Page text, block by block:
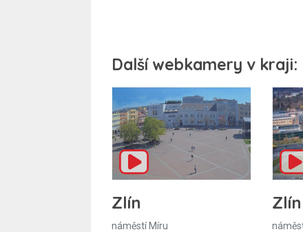
Další webkamery v kraji:
Zlín
náměstí Míru
Zlín